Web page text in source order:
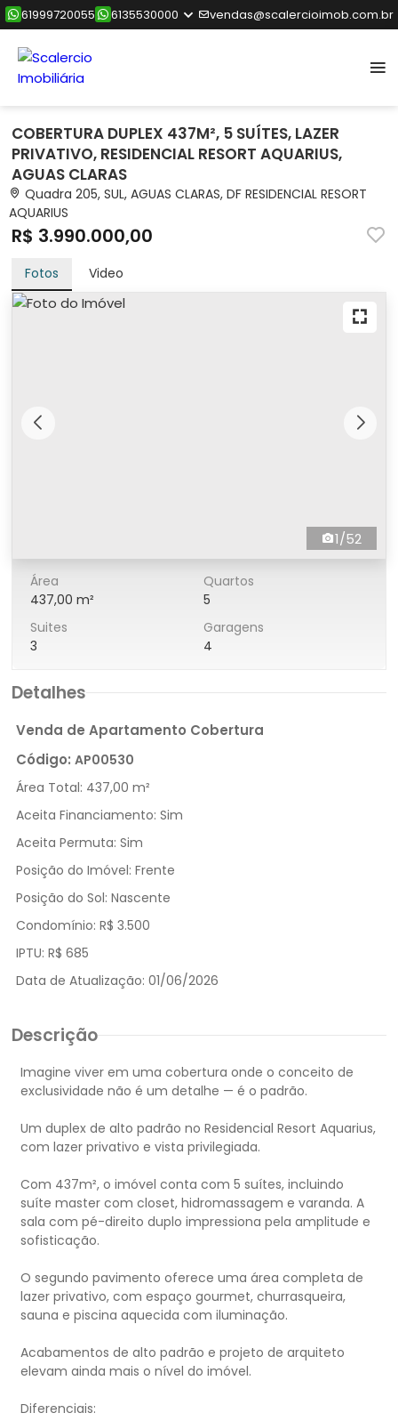
61999720055 6135530000 vendas@scalercioimob.com.br
COBERTURA DUPLEX 437M², 5 SUÍTES, LAZER
PRIVATIVO, RESIDENCIAL RESORT AQUARIUS,
AGUAS CLARAS
Quadra 205, SUL, AGUAS CLARAS, DF RESIDENCIAL RESORT
AQUARIUS
R$ 3.990.000,00
Fotos Video
1/52
Área
437,00 m²
Quartos
5
Suites
3
Garagens
4
Detalhes
Venda de Apartamento Cobertura
Código: AP00530
Área Total: 437,00 m²
Aceita Financiamento: Sim
Aceita Permuta: Sim
Posição do Imóvel: Frente
Posição do Sol: Nascente
Condomínio: R$ 3.500
IPTU: R$ 685
Data de Atualização: 01/06/2026
Descrição
Imagine viver em uma cobertura onde o conceito de
exclusividade não é um detalhe — é o padrão.
Um duplex de alto padrão no Residencial Resort Aquarius,
com lazer privativo e vista privilegiada.
Com 437m², o imóvel conta com 5 suítes, incluindo
suíte master com closet, hidromassagem e varanda. A
sala com pé-direito duplo impressiona pela amplitude e
sofisticação.
O segundo pavimento oferece uma área completa de
lazer privativo, com espaço gourmet, churrasqueira,
sauna e piscina aquecida com iluminação.
Acabamentos de alto padrão e projeto de arquiteto
elevam ainda mais o nível do imóvel.
Diferenciais: